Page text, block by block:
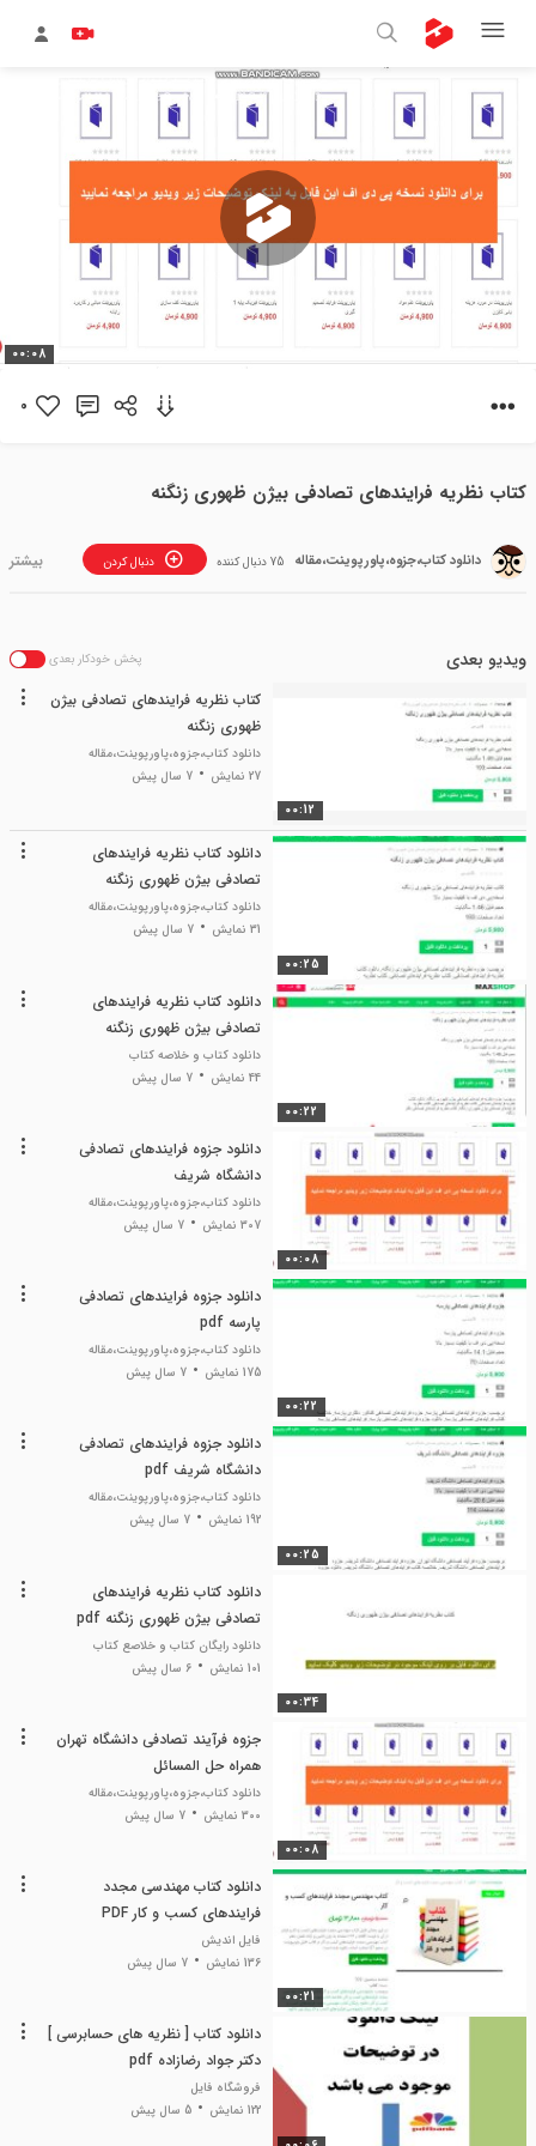
پخش
00:08
0
کتاب نظریه فرایندهای تصادفی بیژن ظهوری زنگنه
دانلود کتاب،جزوه،پاورپوینت،مقاله دنبال کردن 75 دنبال کننده
ویدیو بعدی پخش خودکار بعدی
00:12
کتاب نظریه فرایندهای تصادفی بیژن
ظهوری زنگنه
دانلود کتاب،جزوه،پاورپوینت،مقاله
27 نمایش
7 سال پیش
00:25
دانلود کتاب نظریه فرایندهای
تصادفی بیژن ظهوری زنگنه
دانلود کتاب،جزوه،پاورپوینت،مقاله
31 نمایش
7 سال پیش
00:22
دانلود کتاب نظریه فرایندهای
تصادفی بیژن ظهوری زنگنه
دانلود کتاب و خلاصه کتاب
44 نمایش
7 سال پیش
00:08
دانلود جزوه فرایندهای تصادفی
دانشگاه شریف
دانلود کتاب،جزوه،پاورپوینت،مقاله
307 نمایش
7 سال پیش
00:22
دانلود جزوه فرایندهای تصادفی
پارسه pdf
دانلود کتاب،جزوه،پاورپوینت،مقاله
175 نمایش
7 سال پیش
00:25
دانلود جزوه فرایندهای تصادفی
دانشگاه شریف pdf
دانلود کتاب،جزوه،پاورپوینت،مقاله
192 نمایش
7 سال پیش
00:34
دانلود کتاب نظریه فرایندهای
تصادفی بیژن ظهوری زنگنه pdf
دانلود رایگان کتاب و خلاصع کتاب
101 نمایش
6 سال پیش
00:08
جزوه فرآیند تصادفی دانشگاه تهران
همراه حل المسائل
دانلود کتاب،جزوه،پاورپوینت،مقاله
300 نمایش
7 سال پیش
00:21
دانلود کتاب مهندسی مجدد
فرایندهای کسب و کار PDF
فایل اندیش
136 نمایش
7 سال پیش
دانلود کتاب [ نظریه های حسابرسی ]
دکتر جواد رضازاده pdf
فروشگاه فایل
122 نمایش
5 سال پیش